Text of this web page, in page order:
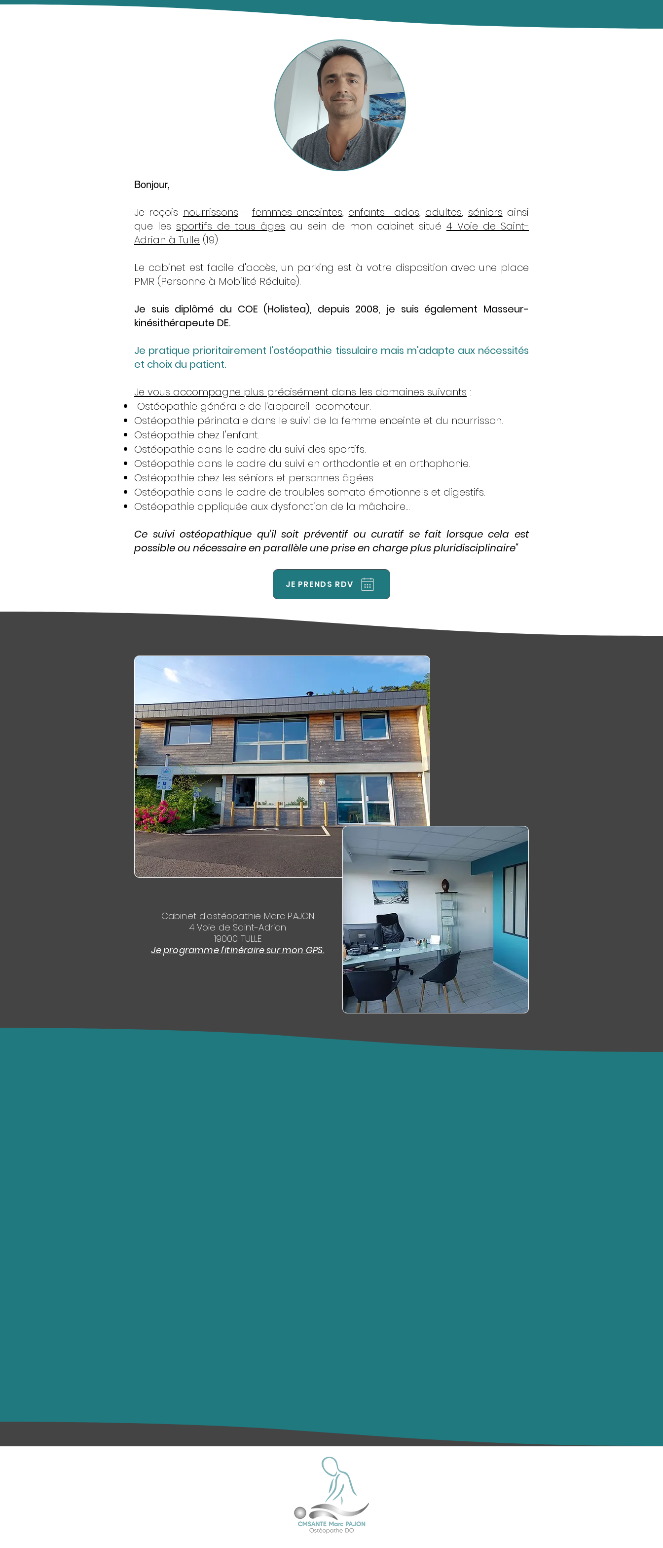
Bonjour,
Je reçois nourrissons - femmes enceintes, enfants -ados, adultes, séniors ainsi
que les sportifs de tous âges au sein de mon cabinet situé 4Voie de Saint-
Adrian à Tulle (19).
Le cabinet est facile d'accès, un parking est à votre disposition avec une place
PMR (Personne à Mobilité Réduite).
Je suis diplômé du COE (Holistea), depuis 2008, je suis également Masseur-
kinésithérapeute DE.
Je pratique prioritairement l'ostéopathie tissulaire mais m'adapte aux nécessités
et choix du patient.
Je vous accompagne plus précisément dans les domaines suivants :
Ostéopathie générale de l'appareil locomoteur.
Ostéopathie périnatale dans le suivi de la femme enceinte et du nourrisson.
Ostéopathie chez l'enfant.
Ostéopathie dans le cadre du suivi des sportifs.
Ostéopathie dans le cadre du suivi en orthodontie et en orthophonie.
Ostéopathie chez les séniors et personnes âgées.
Ostéopathie dans le cadre de troubles somato émotionnels et digestifs.
Ostéopathie appliquée aux dysfonction de la mâchoire...
Ce suivi ostéopathique qu'il soit préventif ou curatif se fait lorsque cela est
possible ou nécessaire en parallèle une prise en charge plus pluridisciplinaire"
JE PRENDS RDV
Cabinet d'ostéopathie Marc PAJON
4 Voie de Saint-Adrian
19000 TULLE
Je programme l'itinéraire sur mon GPS.